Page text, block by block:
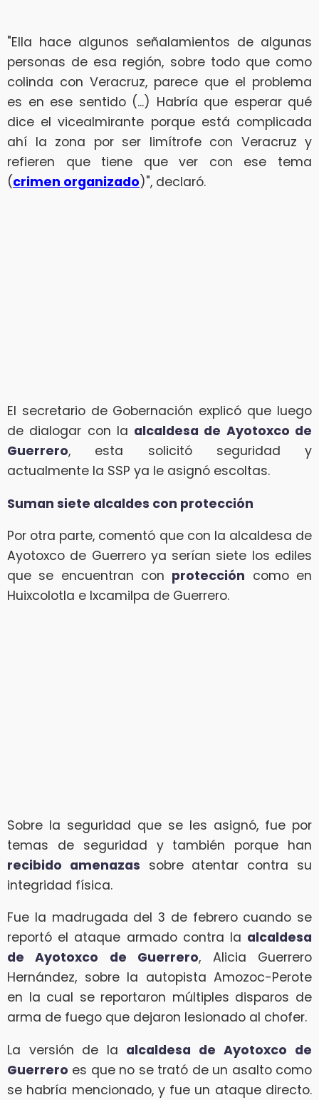
"Ella hace algunos señalamientos de algunas
personas de esa región, sobre todo que como
colinda con Veracruz, parece que el problema
es en ese sentido (...) Habría que esperar qué
dice el vicealmirante porque está complicada
ahí la zona por ser limítrofe con Veracruz y
refieren que tiene que ver con ese tema
(crimen organizado)", declaró.
El secretario de Gobernación explicó que luego
de dialogar con la alcaldesa de Ayotoxco de
Guerrero, esta solicitó seguridad y
actualmente la SSP ya le asignó escoltas.
Suman siete alcaldes con protección
Por otra parte, comentó que con la alcaldesa de
Ayotoxco de Guerrero ya serían siete los ediles
que se encuentran con protección como en
Huixcolotla e Ixcamilpa de Guerrero.
Sobre la seguridad que se les asignó, fue por
temas de seguridad y también porque han
recibido amenazas sobre atentar contra su
integridad física.
Fue la madrugada del 3 de febrero cuando se
reportó el ataque armado contra la alcaldesa
de Ayotoxco de Guerrero, Alicia Guerrero
Hernández, sobre la autopista Amozoc-Perote
en la cual se reportaron múltiples disparos de
arma de fuego que dejaron lesionado al chofer.
La versión de la alcaldesa de Ayotoxco de
Guerrero es que no se trató de un asalto como
se habría mencionado, y fue un ataque directo.